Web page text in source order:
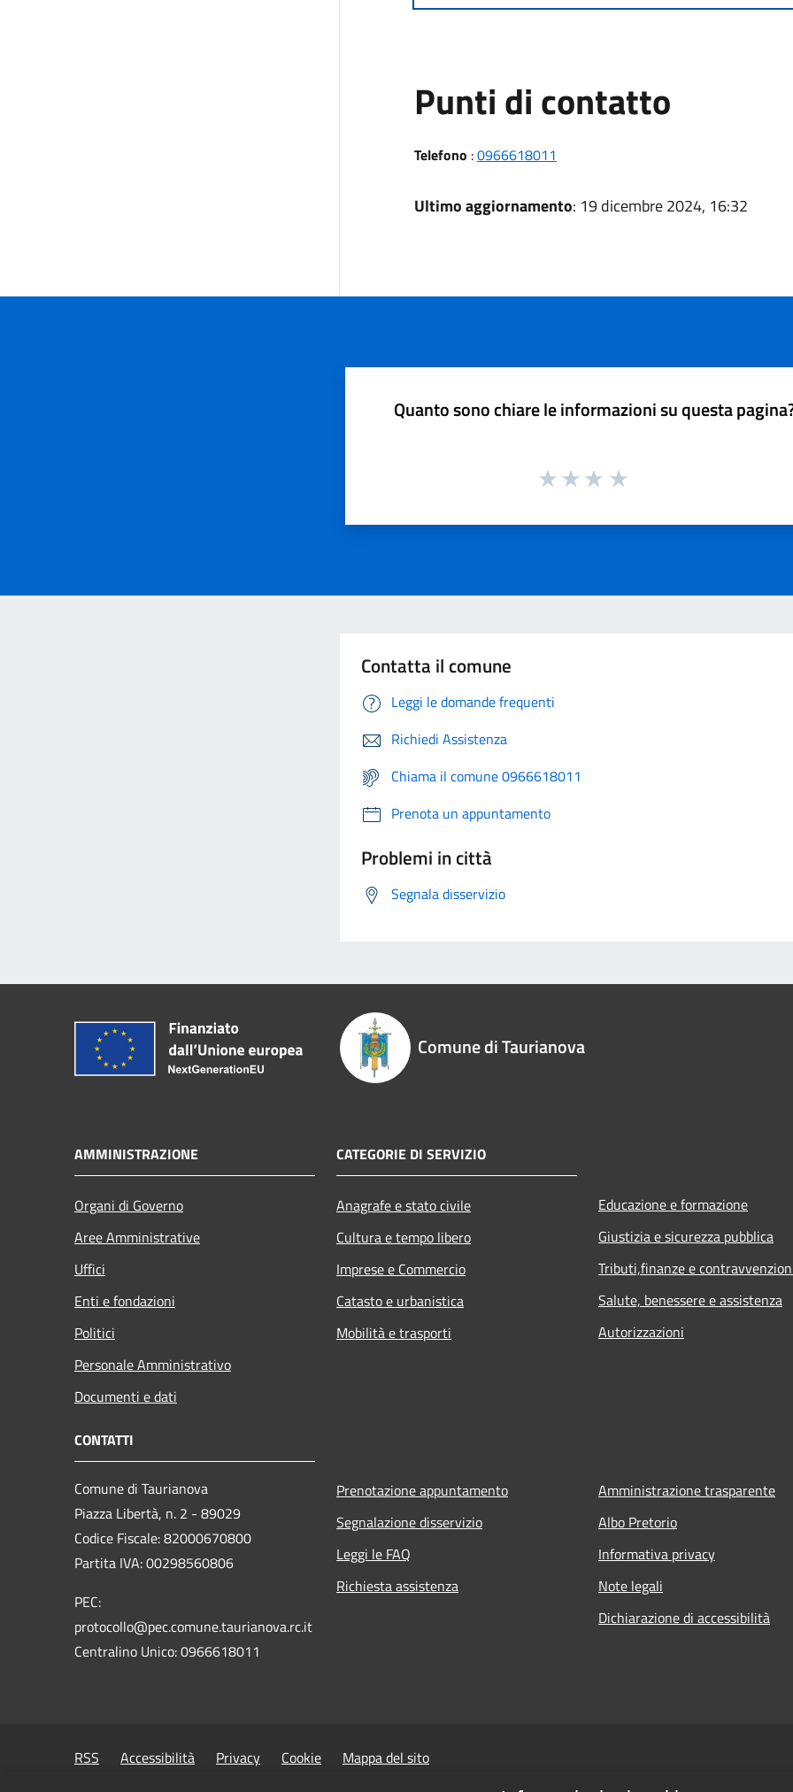
Punti di contatto
Telefono :0966618011
Ultimo aggiornamento: 19 dicembre 2024, 16:32
Quanto sono chiare le informazioni su questa
Contatta il comune
Leggi le domande frequenti
Richiedi Assistenza
Chiama il comune 0966618011
Prenota un appuntamento
Problemi in città
Segnala disservizio
Comune di Taurianova
AMMINISTRAZIONE
Organi di Governo
Aree Amministrative
Uffici
Enti e fondazioni
Politici
Personale Amministrativo
Documenti e dati
CATEGORIE DI SERVIZIO
Anagrafe e stato civile
Cultura e tempo libero
Imprese e Commercio
Catasto e urbanistica
Mobilità e trasporti
Educazione e formazione
Giustizia e sicurezza pubblica
Tributi,finanze e
Salute, benessere e assistenza
Autorizzazioni
CONTATTI
Comune di Taurianova
Piazza Libertà, n. 2 - 89029
Codice Fiscale: 82000670800
Partita IVA: 00298560806
PEC:
protocollo@pec.comune.taurianova.rc.it
Centralino Unico: 0966618011
Prenotazione appuntamento
Segnalazione disservizio
Leggi le FAQ
Richiesta assistenza
Amministrazione trasparente
Albo Pretorio
Informativa privacy
Note legali
Dichiarazione di accessibilità
RSS Accessibilità Privacy Cookie Mappa del sito